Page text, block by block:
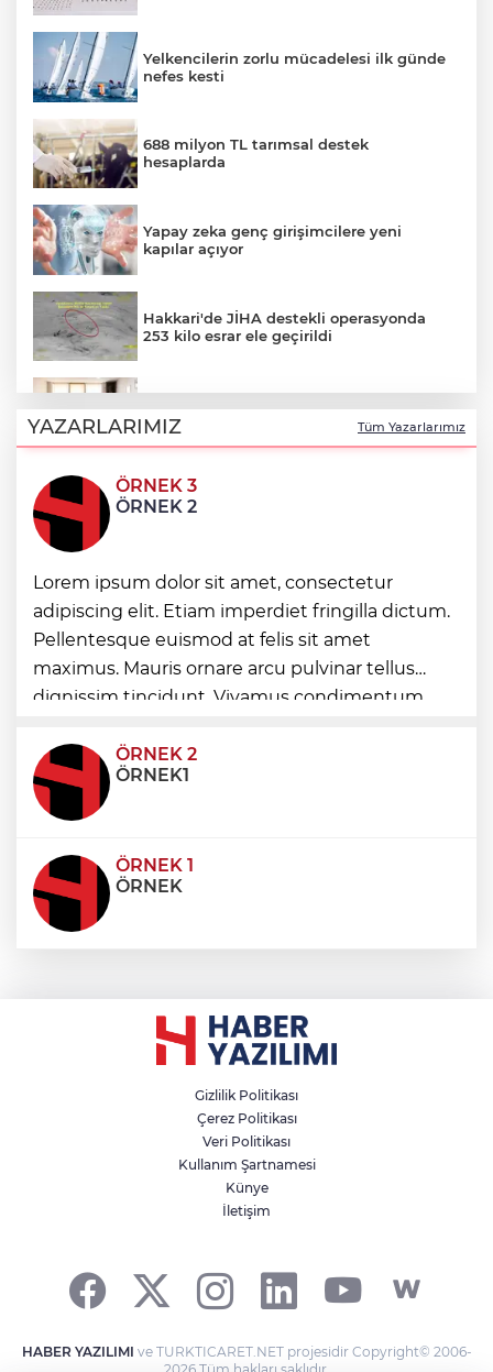
Yelkencilerin zorlu mücadelesi ilk günde
nefes kesti
688 milyon TL tarımsal destek
hesaplarda
Yapay zeka genç girişimcilere yeni
kapılar açıyor
Hakkari'de JİHA destekli operasyonda
253 kilo esrar ele geçirildi
nezaket ziyareti
İstanbul Maltepe’de çocuklar kitapların
renkli dünyasında
Edirne Keşan’dan Elazığ'a gönül köprüsü
Bursa Tabip Odası: Hekimlik 5 dakikaya
sığmaz
YAZARLARIMIZ Tüm Yazarlarımız
ÖRNEK 3
ÖRNEK 2
Lorem ipsum dolor sit amet, consectetur
adipiscing elit. Etiam imperdiet fringilla dictum.
Pellentesque euismod at felis sit amet
maximus. Mauris ornare arcu pulvinar tellus
dignissim tincidunt. Vivamus condimentum
condimentum eros et, faucibus sapien. Praese
ÖRNEK 2
ÖRNEK1
ÖRNEK 1
ÖRNEK
Gizlilik Politikası
Çerez Politikası
Veri Politikası
Kullanım Şartnamesi
Künye
İletişim
HABER YAZILIMI ve TURKTICARET.NET projesidir Copyright© 2006-